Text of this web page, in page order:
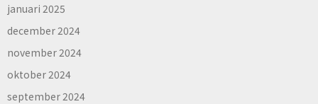
januari 2025
december 2024
november 2024
oktober 2024
september 2024